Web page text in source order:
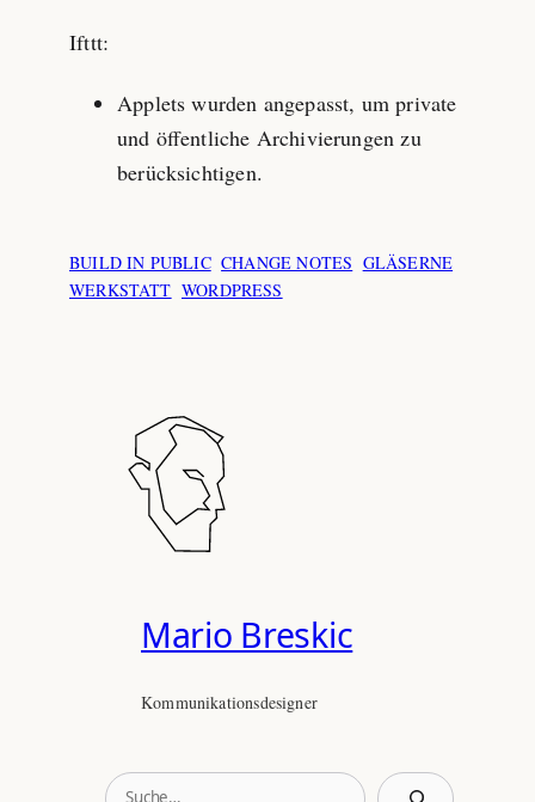
Mario Breskic
Kommunikationsdesigner
S
Ifttt:
Applets wurden angepasst, um private
und öffentliche Archivierungen zu
berücksichtigen.
BUILD IN PUBLIC CHANGE NOTES GLÄSERNE
WERKSTATT WORDPRESS